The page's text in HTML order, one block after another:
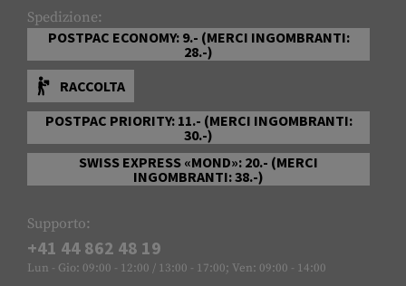
Spedizione:
POSTPAC ECONOMY: 9.- (MERCI INGOMBRANTI:
28.-)
RACCOLTA
POSTPAC PRIORITY: 11.- (MERCI INGOMBRANTI:
30.-)
SWISS EXPRESS «MOND»: 20.- (MERCI
INGOMBRANTI: 38.-)
Supporto:
+41 44 862 48 19
Lun - Gio: 09:00 - 12:00 / 13:00 - 17:00; Ven: 09:00 - 14:00